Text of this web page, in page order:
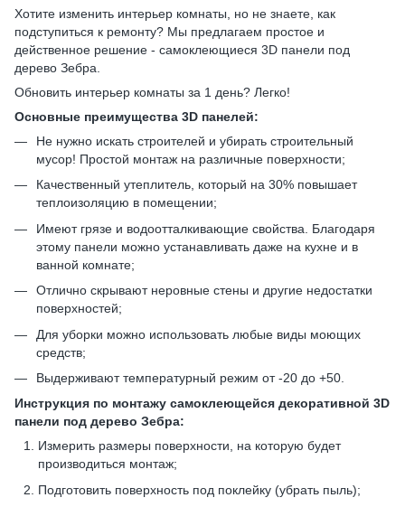
Хотите изменить интерьер комнаты, но не знаете, как
подступиться к ремонту? Мы предлагаем простое и
действенное решение - самоклеющиеся 3D панели под
дерево Зебра.
Обновить интерьер комнаты за 1 день? Легко!
Основные преимущества 3D панелей:
Не нужно искать строителей и убирать строительный
мусор! Простой монтаж на различные поверхности;
Качественный утеплитель, который на 30% повышает
теплоизоляцию в помещении;
Имеют грязе и водоотталкивающие свойства. Благодаря
этому панели можно устанавливать даже на кухне и в
ванной комнате;
Отлично скрывают неровные стены и другие недостатки
поверхностей;
Для уборки можно использовать любые виды моющих
средств;
Выдерживают температурный режим от -20 до +50.
Инструкция по монтажу самоклеющейся декоративной 3D
панели под дерево Зебра:
Измерить размеры поверхности, на которую будет
производиться монтаж;
Подготовить поверхность под поклейку (убрать пыль);